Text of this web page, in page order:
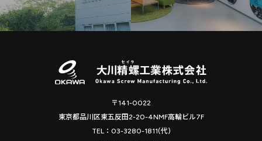
〒141-0022
東京都品川区東五反田2-20-4NMF高輪ビル7F
TEL：03-3280-1811(代)